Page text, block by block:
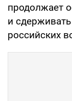
продолжает
и
российских